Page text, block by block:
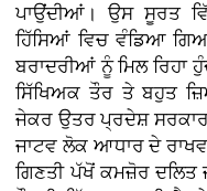
ਪਾਉਂਦੀਆਂ। ਉਸ ਸੂਰਤ
ਹਿੱਸਿਆਂ ਵਿਚ ਵੰਡਿਆ
ਬਰਾਦਰੀਆਂ ਨੂੰ ਮਿਲ ਰਿਹਾ
ਸਿੱਖਿਅਕ ਤੌਰ ਤੇ ਬਹੁਤ
ਜੇਕਰ ਉਤਰ ਪ੍ਰਦੇਸ਼
ਜਾਟਵ ਲੋਕ ਆਧਾਰ ਦੇ
ਗਿਣਤੀ ਪੱਖੋਂ ਕਮਜ਼ੋਰ